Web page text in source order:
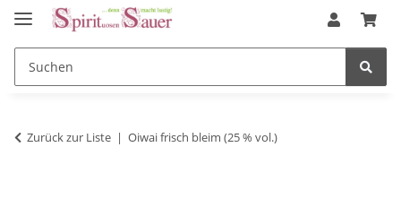
Zurück zur Liste Oiwai frisch bleim (25 % vol.)